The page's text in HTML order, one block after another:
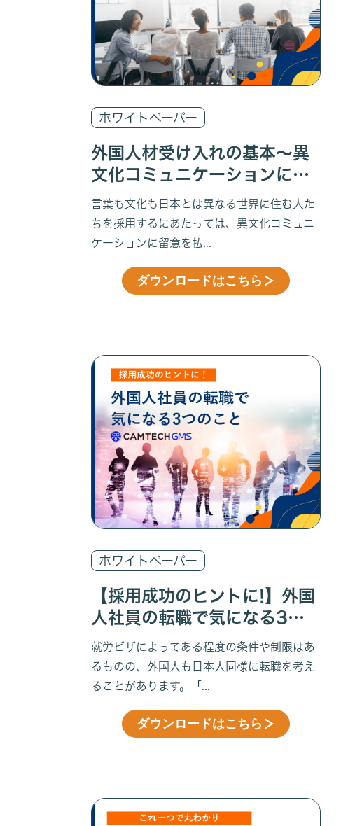
ホワイトペーパー
外国人材受け入れの基本～異
文化コミュニケーションにつ
いて
言葉も文化も日本とは異なる世界に住む人た
ちを採用するにあたっては、異文化コミュニ
ケーションに留意を払...
ダウンロードはこちら ＞
ホワイトペーパー
【採用成功のヒントに!】外国
人社員の転職で気になる3つ
のこと
就労ビザによってある程度の条件や制限はあ
るものの、外国人も日本人同様に転職を考え
ることがあります。「...
ダウンロードはこちら ＞